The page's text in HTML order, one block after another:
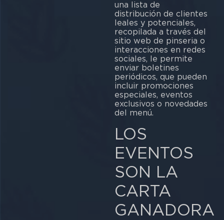
una lista de
distribución de clientes
leales y potenciales,
recopilada a través del
sitio web de pinseria o
interacciones en redes
sociales, le permite
enviar boletines
periódicos, que pueden
incluir promociones
especiales, eventos
exclusivos o novedades
del menú.
LOS
EVENTOS
SON LA
CARTA
GANADORA